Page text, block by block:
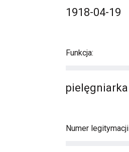
1918-04-19
Funkcja:
pielęgniarka
Numer legitymacji